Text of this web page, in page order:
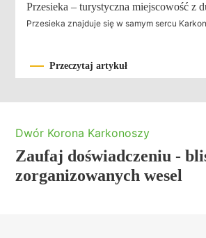
Przesieka – turystyczna miejscowość z
Przesieka znajduje się w samym sercu
Przeczytaj artykuł
Dwór Korona Karkonoszy
Zaufaj doświadczeniu -
zorganizowanych wesel